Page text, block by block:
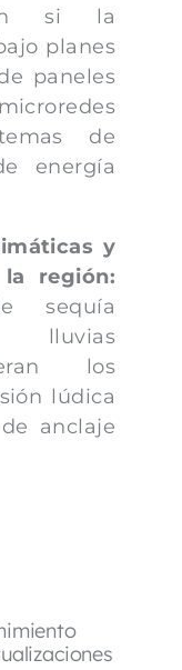
si la
planes
paneles
de
energía
y
la región:
sequía
lluvias
los
lúdica
anclaje